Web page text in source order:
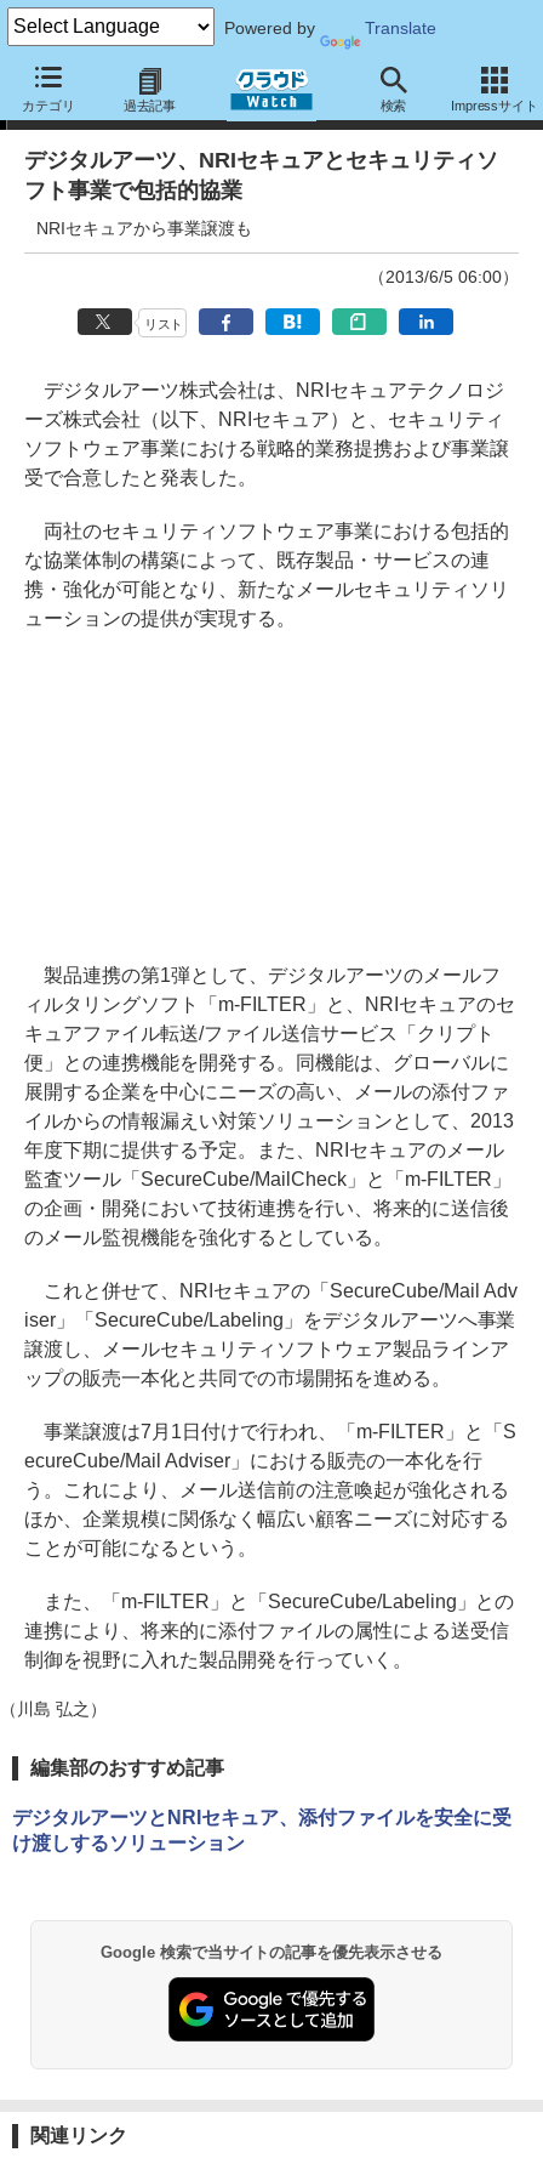
Powered by Translate
カテゴリ 過去記事 検索 Impressサイト
ニュース
デジタルアーツ、NRIセキュアとセキュリティソ
フト事業で包括的協業
NRIセキュアから事業譲渡も
（2013/6/5 06:00）
リスト
デジタルアーツ株式会社は、NRIセキュアテクノロジ
ーズ株式会社（以下、NRIセキュア）と、セキュリティ
ソフトウェア事業における戦略的業務提携および事業譲
受で合意したと発表した。
両社のセキュリティソフトウェア事業における包括的
な協業体制の構築によって、既存製品・サービスの連
携・強化が可能となり、新たなメールセキュリティソリ
ューションの提供が実現する。
製品連携の第1弾として、デジタルアーツのメールフ
ィルタリングソフト「m-FILTER」と、NRIセキュアのセ
キュアファイル転送/ファイル送信サービス「クリプト
便」との連携機能を開発する。同機能は、グローバルに
展開する企業を中心にニーズの高い、メールの添付ファ
イルからの情報漏えい対策ソリューションとして、2013
年度下期に提供する予定。また、NRIセキュアのメール
監査ツール「SecureCube/MailCheck」と「m-FILTER」
の企画・開発において技術連携を行い、将来的に送信後
のメール監視機能を強化するとしている。
これと併せて、NRIセキュアの「SecureCube/Mail Adv
iser」「SecureCube/Labeling」をデジタルアーツへ事業
譲渡し、メールセキュリティソフトウェア製品ラインア
ップの販売一本化と共同での市場開拓を進める。
事業譲渡は7月1日付けで行われ、「m-FILTER」と「S
ecureCube/Mail Adviser」における販売の一本化を行
う。これにより、メール送信前の注意喚起が強化される
ほか、企業規模に関係なく幅広い顧客ニーズに対応する
ことが可能になるという。
また、「m-FILTER」と「SecureCube/Labeling」との
連携により、将来的に添付ファイルの属性による送受信
制御を視野に入れた製品開発を行っていく。
（川島 弘之）
編集部のおすすめ記事
デジタルアーツとNRIセキュア、添付ファイルを安全に受
け渡しするソリューション
Google 検索で当サイトの記事を優先表示させる
関連リンク